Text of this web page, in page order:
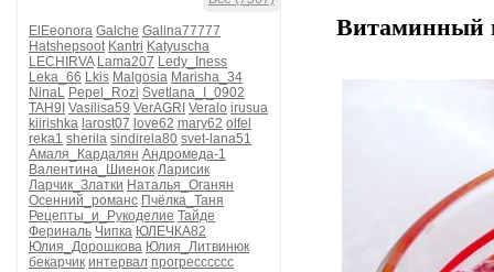
ElEeonora Galche Galina77777
Hatshepsoot Kantri Katyuscha
LECHIRVA Lama207 Ledy_Iness
Leka_66 Lkis Malgosia Marisha_34
NinaL Pepel_Rozi Svetlana_I_0902
TAH9I Vasilisa59 VerAGRI Veralo irusua
kiirishka larost07 love62 mary62 olfel
reka1 sherila sindirela80 svet-lana51
Амаля_Кардалян Андромеда-1
Валентина_Шиенок Ларисик
Ларчик_Златки Наталья_Оганян
Осенний_романс Пчёлка_Таня
Рецепты_и_Рукоделие Тайде
Фериналь Чипка ЮЛЕЧКА82
Юлия_Дорошкова Юлия_Литвинюк
бекарчик интервал прогресссссс
Витаминный